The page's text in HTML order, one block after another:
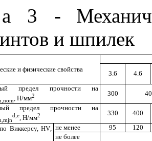
3 -
и шпилек
и физические свойства
3.6 4.6
предел прочности на
nom, Н/мм2 300
предел прочности на
mjn
d e, Н/мм2 330 400
Виккерсу,HV не менее 95
120
не более